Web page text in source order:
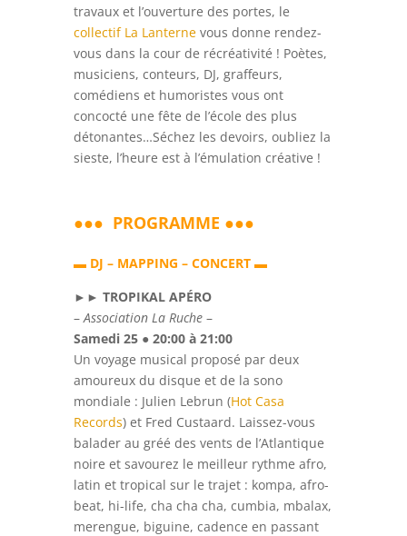
travaux et l’ouverture des portes, le
collectif La Lanternevous donne rendez-
vous dans la cour de récréativité ! Poètes,
musiciens, conteurs, DJ, graffeurs,
comédiens et humoristes vous ont
concocté une fête de l’école des plus
détonantes…Séchez les devoirs, oubliez la
sieste, l’heure est à l’émulation créative !
●●● PROGRAMME ●●●
▬DJ – MAPPING – CONCERT ▬
►► TROPIKAL APÉRO
– Association La Ruche–
Samedi 25 ● 20:00 à 21:00
Un voyage musical proposé par deux
amoureux du disque et de la sono
mondiale : Julien Lebrun (Hot Casa
Records) et Fred Custaard. Laissez-vous
balader au gréé des vents de l’Atlantique
noire et savourez le meilleur rythme afro,
latin et tropical sur le trajet : kompa, afro-
beat, hi-life, cha cha cha, cumbia, mbalax,
merengue, biguine, cadence en passant